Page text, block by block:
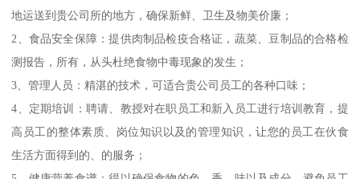
地运送到贵公司所的地方，确保新鲜、卫生及物美价廉；
2、食品安全保障：提供肉制品检疫合格证，蔬菜、豆制品的合格检
测报告，所有，从头杜绝食物中毒现象的发生；
3、管理人员：精湛的技术，可适合贵公司员工的各种口味；
4、定期培训：聘请、教授对在职员工和新入员工进行培训教育，提
高员工的整体素质、岗位知识以及的管理知识，让您的员工在伙食
生活方面得到的、的服务；